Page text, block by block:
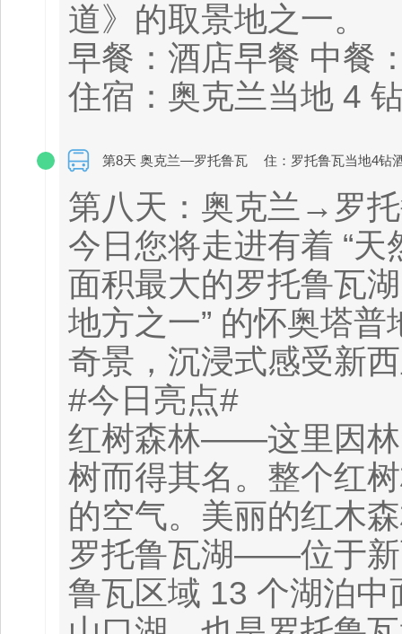
道》的取景地之一。
早餐：酒店早餐 中餐
住宿：奥克兰当地 4
第8天 奥克兰—罗托鲁瓦 住：罗托鲁瓦当地4钻
第八天：奥克兰→罗
今日您将走进有着 “
面积最大的罗托鲁瓦
地方之一” 的怀奥塔
奇景，沉浸式感受新
#今日亮点#
红树森林——这里因林
树而得其名。整个红
的空气。美丽的红木
罗托鲁瓦湖——位于新
鲁瓦区域 13 个湖泊